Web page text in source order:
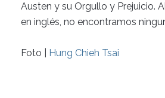
Austen y su Orgullo y Prejuicio.
en inglés, no encontramos
Foto | Hung Chieh Tsai